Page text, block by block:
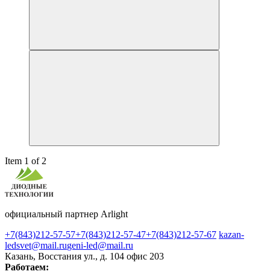
Item 1 of 2
официальный партнер Arlight
+7(843)212-57-57+7(843)212-57-47+7(843)212-57-67 kazan-
ledsvet@mail.rugeni-led@mail.ru
Казань, Восстания ул., д. 104 офис 203
Работаем: